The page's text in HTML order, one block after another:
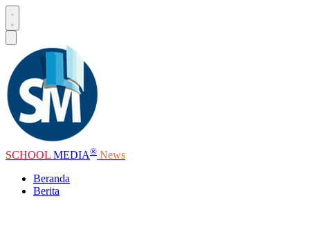
SCHOOL MEDIA® News
Beranda
Berita